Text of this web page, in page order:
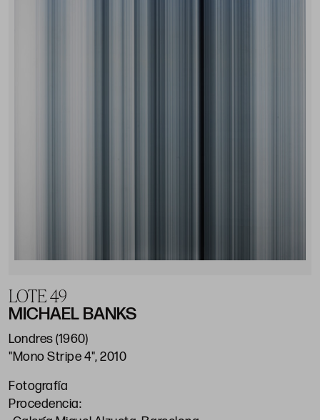
LOTE 49
MICHAEL BANKS
Londres (1960)
"Mono Stripe 4", 2010
Fotografía
Procedencia: